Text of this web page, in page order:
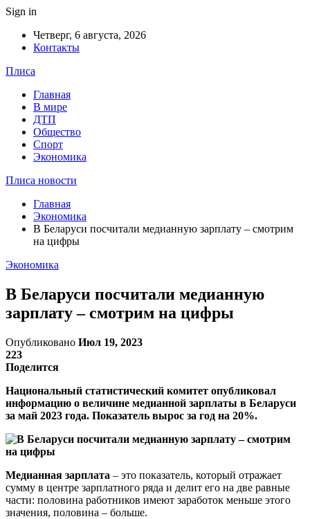
Sign in
Четверг, 6 августа, 2026
Контакты
Плиса
Главная
В мире
ДТП
Общество
Спорт
Экономика
Плиса новости
Главная
Экономика
В Беларуси посчитали медианную зарплату – смотрим
на цифры
Экономика
В Беларуси посчитали медианную
зарплату – смотрим на цифры
Опубликовано Июл 19, 2023
223
Поделится
Национальный статистический комитет опубликовал
информацию о величине медианной зарплаты в Беларуси
за май 2023 года. Показатель вырос за год на 20%.
Медианная зарплата – это показатель, который отражает
сумму в центре зарплатного ряда и делит его на две равные
части: половина работников имеют заработок меньше этого
значения, половина – больше.